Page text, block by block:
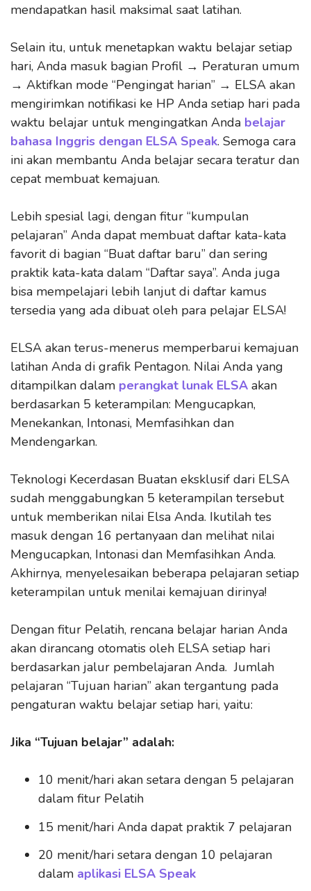
mendapatkan hasil maksimal saat latihan.
Selain itu, untuk menetapkan waktu belajar setiap
hari, Anda masuk bagian Profil → Peraturan umum
→ Aktifkan mode “Pengingat harian” → ELSA akan
mengirimkan notifikasi ke HP Anda setiap hari pada
waktu belajar untuk mengingatkan Anda belajar
bahasa Inggris dengan ELSA Speak. Semoga cara
ini akan membantu Anda belajar secara teratur dan
cepat membuat kemajuan.
Lebih spesial lagi, dengan fitur “kumpulan
pelajaran” Anda dapat membuat daftar kata-kata
favorit di bagian “Buat daftar baru” dan sering
praktik kata-kata dalam “Daftar saya”. Anda juga
bisa mempelajari lebih lanjut di daftar kamus
tersedia yang ada dibuat oleh para pelajar ELSA!
ELSA akan terus-menerus memperbarui kemajuan
latihan Anda di grafik Pentagon. Nilai Anda yang
ditampilkan dalam perangkat lunak ELSA akan
berdasarkan 5 keterampilan: Mengucapkan,
Menekankan, Intonasi, Memfasihkan dan
Mendengarkan.
Teknologi Kecerdasan Buatan eksklusif dari ELSA
sudah menggabungkan 5 keterampilan tersebut
untuk memberikan nilai Elsa Anda. Ikutilah tes
masuk dengan 16 pertanyaan dan melihat nilai
Mengucapkan, Intonasi dan Memfasihkan Anda.
Akhirnya, menyelesaikan beberapa pelajaran setiap
keterampilan untuk menilai kemajuan dirinya!
Dengan fitur Pelatih, rencana belajar harian Anda
akan dirancang otomatis oleh ELSA setiap hari
berdasarkan jalur pembelajaran Anda. Jumlah
pelajaran “Tujuan harian” akan tergantung pada
pengaturan waktu belajar setiap hari, yaitu:
Jika “Tujuan belajar” adalah:
10 menit/hari akan setara dengan 5 pelajaran
dalam fitur Pelatih
15 menit/hari Anda dapat praktik 7 pelajaran
20 menit/hari setara dengan 10 pelajaran
dalam aplikasi ELSA Speak